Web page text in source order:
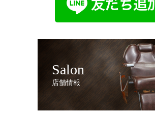
Salon
店舗情報